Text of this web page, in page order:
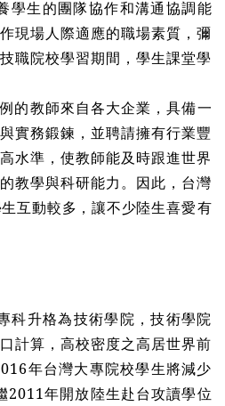
學生的團隊協作和溝通協調能
現場人際適應的職場素質，彌
職院校學習期間，學生課堂學
的教師來自各大企業，具備一
實務鍛鍊，並聘請擁有行業豐
水準，使教師能及時跟進世界
教學與科研能力。因此，台灣
生互動較多，讓不少陸生喜愛有
科升格為技術學院，技術學院
計算，高校密度之高居世界前
年台灣大專院校學生將減少
2011年開放陸生赴台攻讀學位